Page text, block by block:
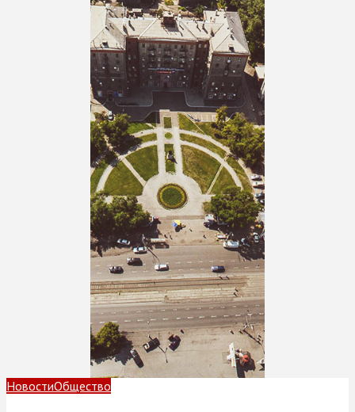
НовостиОбщество